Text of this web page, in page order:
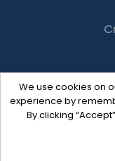
We use cookies on
experience by
By clicking